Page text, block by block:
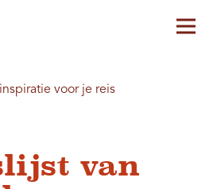
voor je reis
van